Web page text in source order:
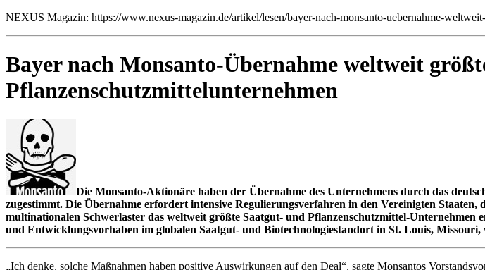
NEXUS Magazin: https://www.nexus-magazin.de/artikel/lesen/bayer-nach-monsanto-uebernahme-
Bayer nach Monsanto-Übernahme weltweit
Pflanzenschutzmittelunternehmen
Die Monsanto-Aktionäre haben der Übernahme des Unternehmens durch das
zugestimmt. Die Übernahme erfordert intensive Regulierungsverfahren in den Vereinigten
multinationalen Schwerlaster das weltweit größte Saatgut- und Pflanzenschutzmittel-Unternehmen
und Entwicklungsvorhaben im globalen Saatgut- und Biotechnologiestandort in St. Louis,
„Ich denke, solche Maßnahmen haben positive Auswirkungen auf den Deal“, sagte Monsantos